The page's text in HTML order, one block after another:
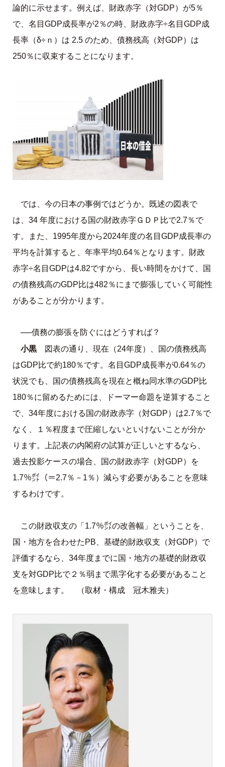
論的に示せます。例えば、財政赤字（対GDP）が5％
で、名目GDP成長率が2％の時、財政赤字÷名目GDP成
長率（δ÷ｎ）は 2.5 のため、債務残高（対GDP）は
250％に収束することになります。
では、今の日本の事例ではどうか。既述の図表で
は、34 年度における国の財政赤字ＧＤＰ比で2.7％で
す。また、1995年度から2024年度の名目GDP成長率の
平均を計算すると、年率平均0.64％となります。財政
赤字÷名目GDPは4.82ですから、長い時間をかけて、国
の債務残高のGDP比は482％にまで膨張していく可能性
があることが分かります。
──債務の膨張を防ぐにはどうすれば？
小黒図表の通り、現在（24年度）、国の債務残高
はGDP比で約180％です。名目GDP成長率が0.64％の
状況でも、国の債務残高を現在と概ね同水準のGDP比
180％に留めるためには、ドーマー命題を逆算すること
で、34年度における国の財政赤字（対GDP）は2.7％で
なく、１％程度まで圧縮しないといけないことが分か
ります。上記表の内閣府の試算が正しいとするなら、
過去投影ケースの場合、国の財政赤字（対GDP）を
1.7％㌽（＝2.7％－1％）減らす必要があることを意味
するわけです。
この財政収支の「1.7％㌽の改善幅」ということを、
国・地方を合わせたPB、基礎的財政収支（対GDP）で
評価するなら、34年度までに国・地方の基礎的財政収
支を対GDP比で２％弱まで黒字化する必要があること
を意味します。 （取材・構成 冠木雅夫）